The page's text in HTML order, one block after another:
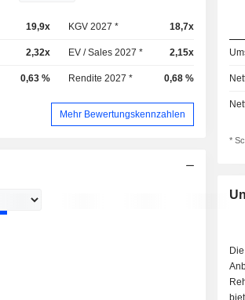
19,9x KGV 2027 * 18,7x
2,32x EV / Sales 2027 * 2,15x
0,63 % Rendite 2027 * 0,68 %
Mehr Bewertungskennzahlen
*